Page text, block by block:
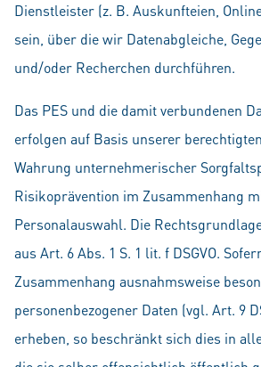
Dienstleister (z. B. Auskunfteien,
sein, über die wir Datenabgleiche,
und/oder Recherchen durchführen.
Das PES und die damit verbundenen
erfolgen auf Basis unserer
Wahrung unternehmerischer
Risikoprävention im Zusammenhang
Personalauswahl. Die
aus Art. 6 Abs. 1 S. 1 lit. f DSGVO.
Zusammenhang ausnahmsweise
personenbezogener Daten (vgl. Art. 9
erheben, so beschränkt sich dies in